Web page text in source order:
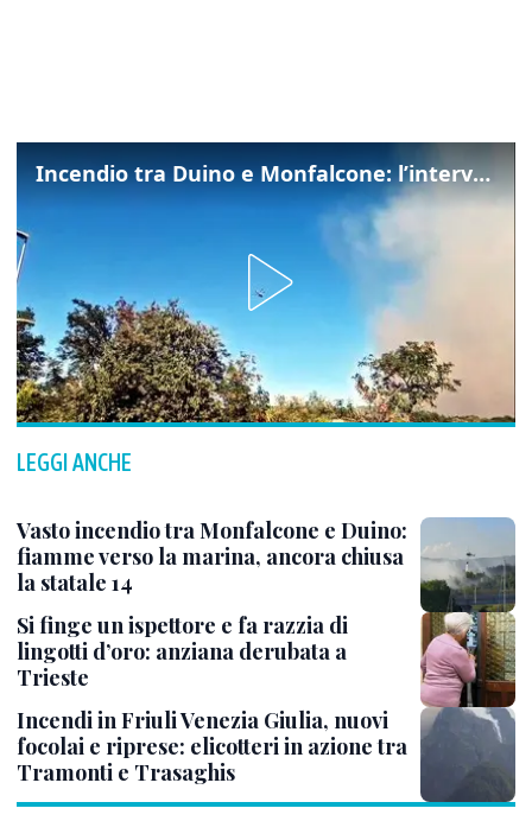
Incendio tra Duino e Monfalcone: l’intervento dei vigili del fuoco
LEGGI ANCHE
Vasto incendio tra Monfalcone e Duino:
fiamme verso la marina, ancora chiusa
la statale 14
Si finge un ispettore e fa razzia di
lingotti d’oro: anziana derubata a
Trieste
Incendi in Friuli Venezia Giulia, nuovi
focolai e riprese: elicotteri in azione tra
Tramonti e Trasaghis